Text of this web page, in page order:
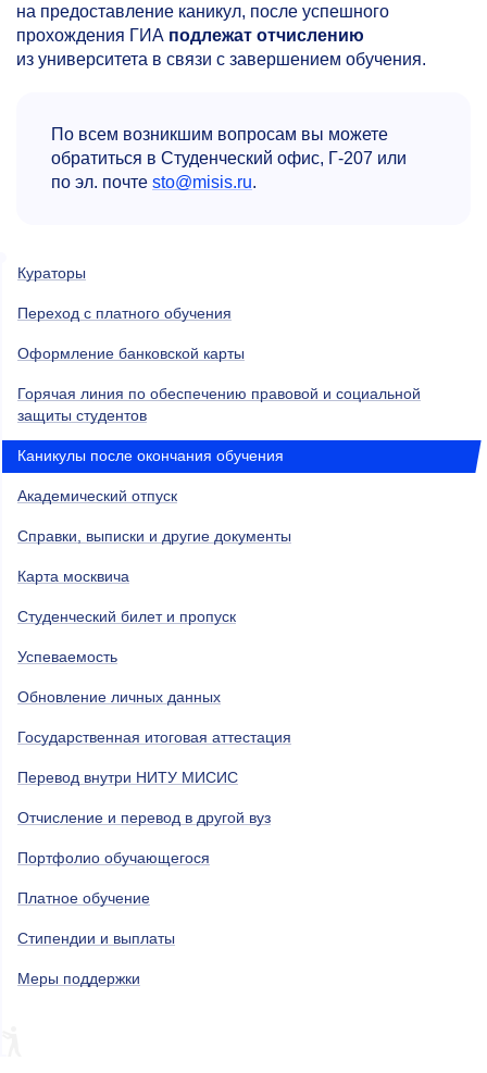
на предоставление каникул, после успешного
прохождения ГИА подлежат отчислению
из университета в связи с завершением обучения.
По всем возникшим вопросам вы можете
обратиться в Студенческий офис, Г-207 или
по эл. почте sto@misis.ru.
Кураторы
Переход с платного обучения
Оформление банковской карты
Горячая линия по обеспечению правовой и социальной
защиты студентов
Каникулы после окончания обучения
Академический отпуск
Справки, выписки и другие документы
Карта москвича
Студенческий билет и пропуск
Успеваемость
Обновление личных данных
Государственная итоговая аттестация
Перевод внутри НИТУ МИСИС
Отчисление и перевод в другой вуз
Портфолио обучающегося
Платное обучение
Стипендии и выплаты
Меры поддержки